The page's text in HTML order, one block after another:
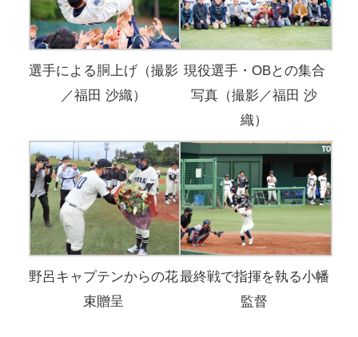
選手による胴上げ（撮影
／福田 沙織）
現役選手・OBとの集合
写真（撮影／福田 沙
織）
野呂キャプテンからの花
束贈呈
最終戦で指揮を執る小幡
監督